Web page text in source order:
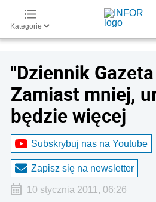
Kategorie
"Dziennik
Zamiast mniej,
będzie więcej
Subskrybuj nas na Youtube
Zapisz się na newsletter
10 stycznia 2011, 06:26